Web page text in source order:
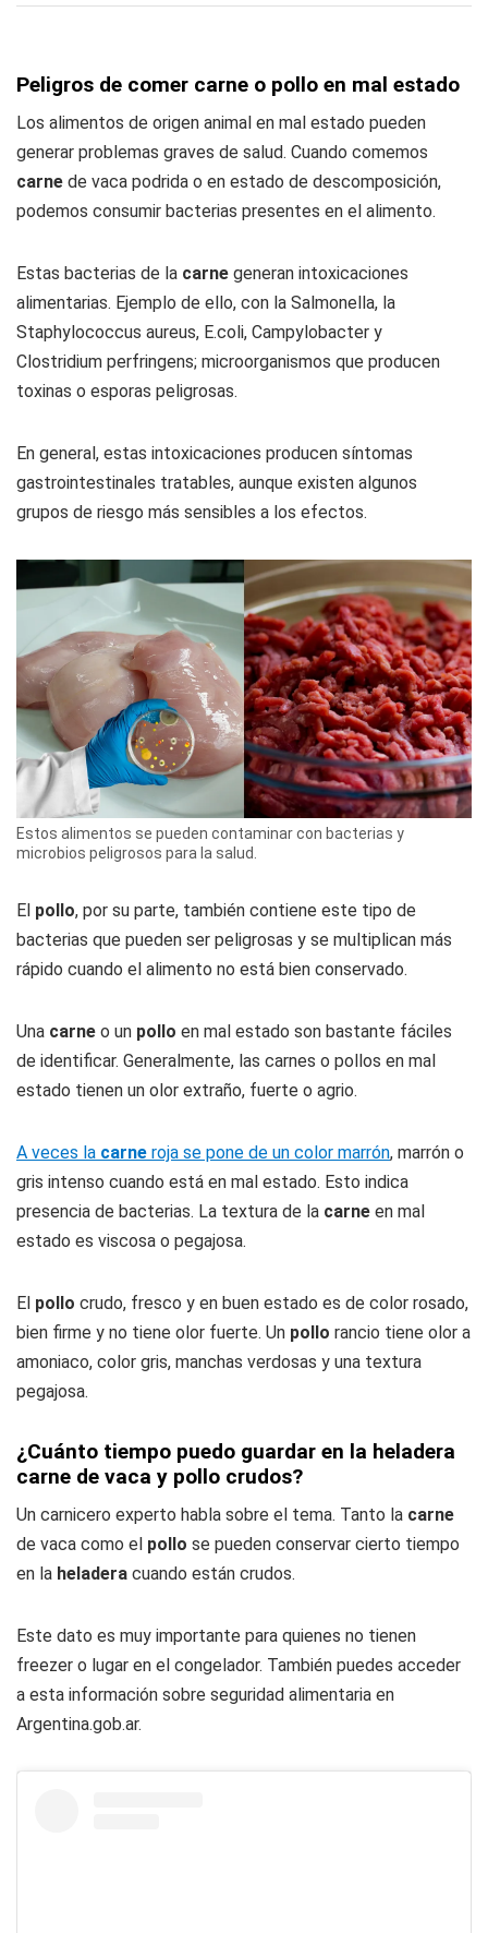
Peligros de comer carne o pollo en mal estado
Los alimentos de origen animal en mal estado pueden
generar problemas graves de salud. Cuando comemos
carne de vaca podrida o en estado de descomposición,
podemos consumir bacterias presentes en el alimento.
Estas bacterias de la carne generan intoxicaciones
alimentarias. Ejemplo de ello, con la Salmonella, la
Staphylococcus aureus, E.coli, Campylobacter y
Clostridium perfringens; microorganismos que producen
toxinas o esporas peligrosas.
En general, estas intoxicaciones producen síntomas
gastrointestinales tratables, aunque existen algunos
grupos de riesgo más sensibles a los efectos.
Estos alimentos se pueden contaminar con bacterias y
microbios peligrosos para la salud.
El pollo, por su parte, también contiene este tipo de
bacterias que pueden ser peligrosas y se multiplican más
rápido cuando el alimento no está bien conservado.
Una carne o un pollo en mal estado son bastante fáciles
de identificar. Generalmente, las carnes o pollos en mal
estado tienen un olor extraño, fuerte o agrio.
A veces la carne roja se pone de un color marrón, marrón o
gris intenso cuando está en mal estado. Esto indica
presencia de bacterias. La textura de la carne en mal
estado es viscosa o pegajosa.
El pollo crudo, fresco y en buen estado es de color rosado,
bien firme y no tiene olor fuerte. Un pollo rancio tiene olor a
amoniaco, color gris, manchas verdosas y una textura
pegajosa.
¿Cuánto tiempo puedo guardar en la heladera
carne de vaca y pollo crudos?
Un carnicero experto habla sobre el tema. Tanto la carne
de vaca como el pollo se pueden conservar cierto tiempo
en la heladera cuando están crudos.
Este dato es muy importante para quienes no tienen
freezer o lugar en el congelador. También puedes acceder
a esta información sobre seguridad alimentaria en
Argentina.gob.ar.